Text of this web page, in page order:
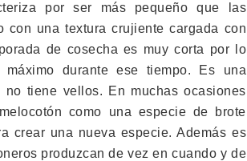
por ser más pequeño que las
con una textura crujiente cargada con
de cosecha es muy corta por lo
durante ese tiempo. Es una
tiene vellos. En muchas ocasiones
como una especie de brote
crear una nueva especie. Además es
produzcan de vez en cuando y de